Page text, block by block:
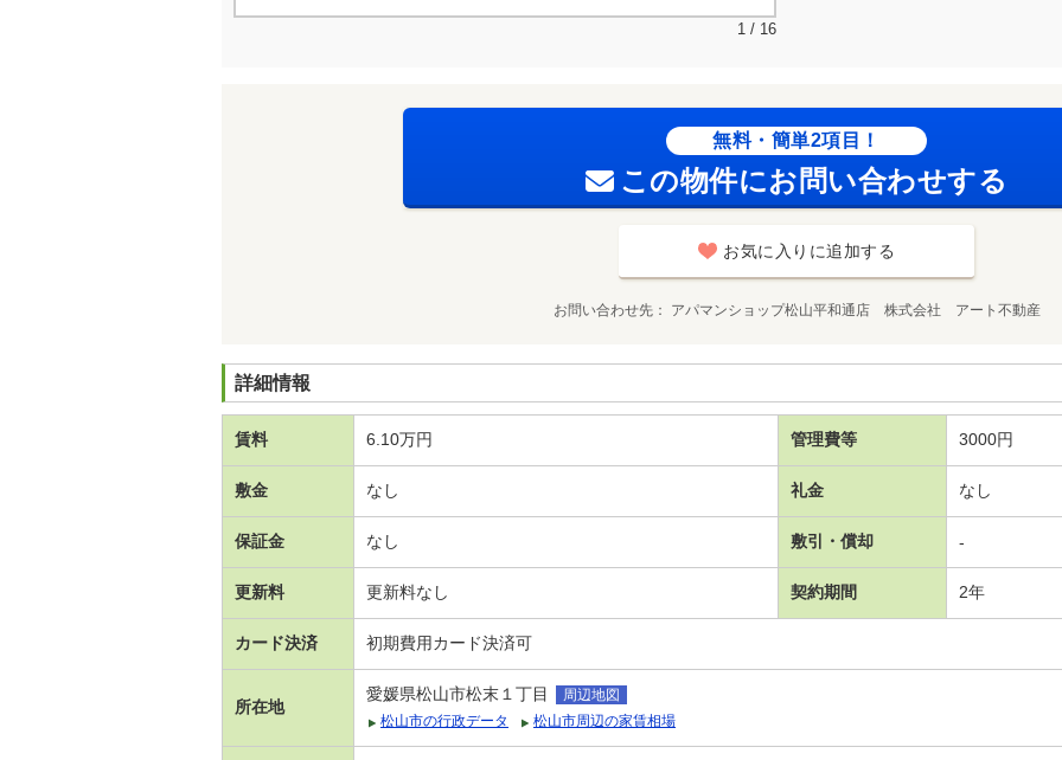
1 / 16
無料・簡単2項目！
この物件にお問い合わせする
お気に入りに追加する
お問い合わせ先 アパマンショップ松山平和通店 株式会社 アート不動産
詳細情報
賃料 6.10万円 管理費等 3000円
敷金 なし 礼金 なし
保証金 なし 敷引・償却 -
更新料 更新料なし 契約期間 2年
カード決済 初期費用カード決済可
所在地
愛媛県松山市松末１丁目
周辺地図
松山市の行政データ
松山市周辺の家賃相場